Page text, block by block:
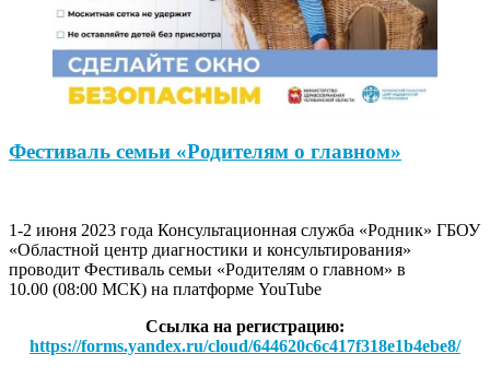
Фестиваль семьи «Родителям о главном»
1-2 июня 2023 года Консультационная служба «Родник» ГБОУ
«Областной центр диагностики и консультирования»
проводит Фестиваль семьи «Родителям о главном» в
10.00 (08:00 МСК) на платформе YouTube
Ссылка на регистрацию:
https://forms.yandex.ru/cloud/644620c6c417f318e1b4ebe8/